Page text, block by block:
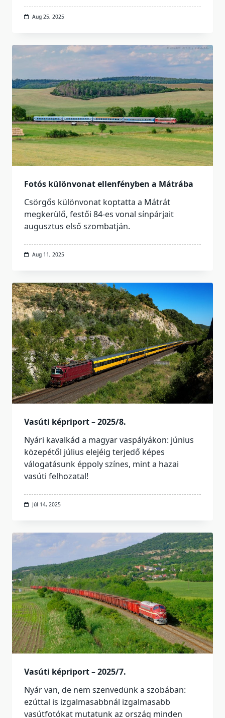
Aug 25, 2025
Fotós különvonat ellenfényben a Mátrába
Csörgős különvonat koptatta a Mátrát
megkerülő, festői 84-es vonal sínpárjait
augusztus első szombatján.
Aug 11, 2025
Vasúti képriport – 2025/8.
Nyári kavalkád a magyar vaspályákon: június
közepétől július elejéig terjedő képes
válogatásunk éppoly színes, mint a hazai
vasúti felhozatal!
Júl 14, 2025
Vasúti képriport – 2025/7.
Nyár van, de nem szenvedünk a szobában:
ezúttal is izgalmasabbnál izgalmasabb
vasútfotókat mutatunk az ország minden